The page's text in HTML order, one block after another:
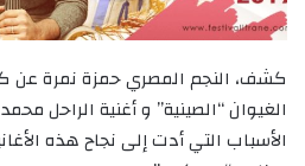
كشف، النجم المصري حمزة نمرة عن
الغيوان “الصينية” و أغنية الراحل
الأسباب التي أدت إلى نجاح هذه